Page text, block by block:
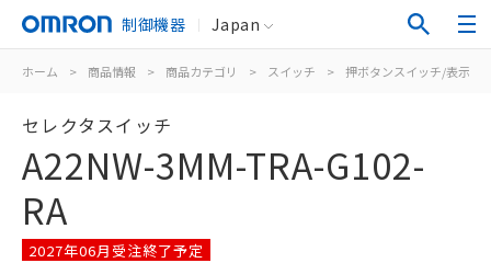
制御機器 Japan
ホーム > 商品情報 > 商品カテゴリ > スイッチ > 押ボタンスイッチ/表示灯
セレクタスイッチ
A22NW-3MM-TRA-G102-
RA
2027年06月受注終了予定